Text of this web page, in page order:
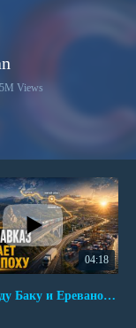
Views
04:18
Мир между Баку и Ереваном запускает крупные логистические проекты